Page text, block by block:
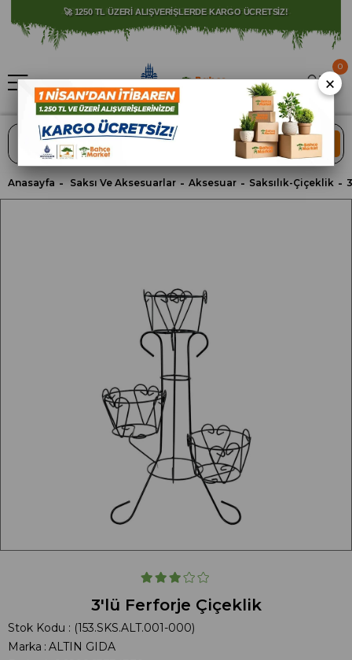
⚠️ SATIŞLARIMIZ YALNIZCA İSTANBUL İLİ İLE SINIRLIDIR.
ARA
0
Anasayfa Saksı Ve Aksesuarlar Aksesuar Saksılık-Çiçeklik
3'lü Ferforje Çiçeklik
Stok Kodu
(153.SKS.ALT.001-000)
Marka : ALTIN GIDA
×